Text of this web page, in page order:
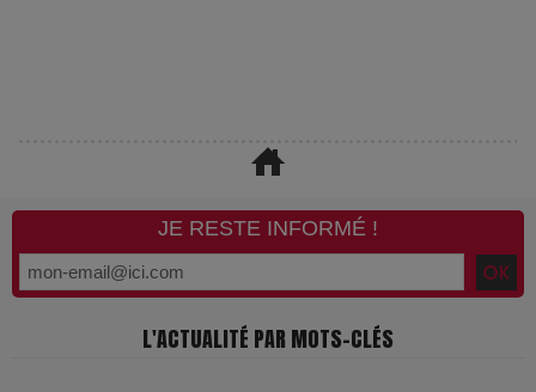
JE RESTE INFORMÉ !
L'ACTUALITÉ PAR MOTS-CLÉS